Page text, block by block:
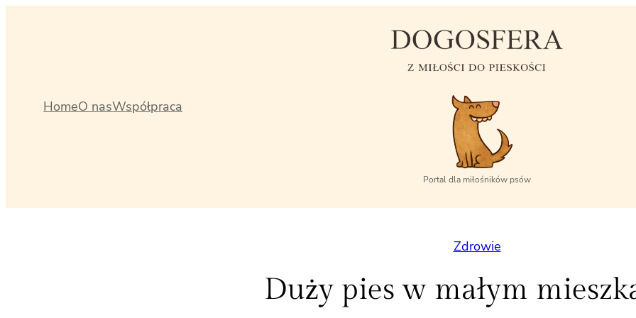
HomeO nasWspółpraca
Portal dla miłośników psów
Zdrowie
Duży pies w małym